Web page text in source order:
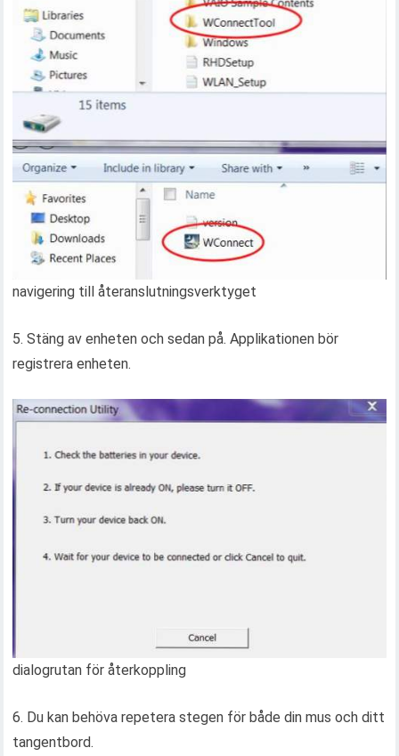
navigering till återanslutningsverktyget
5. Stäng av enheten och sedan på. Applikationen bör
registrera enheten.
dialogrutan för återkoppling
6. Du kan behöva repetera stegen för både din mus och ditt
tangentbord.